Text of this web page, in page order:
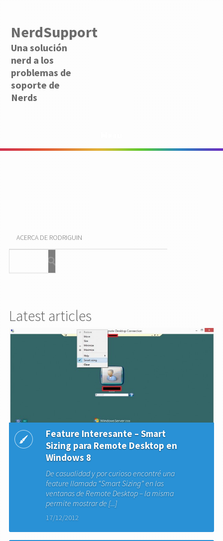
NerdSupport
Una solución
nerd a los
problemas de
soporte de
Nerds
ACERCA DE RODRIGUIN
Latest articles
Feature Interesante – Smart
Sizing para Remote Desktop en
Windows 8
De casualidad y por curioso encontré una
feature llamada “Smart Sizing” en las
ventanas de Remote Desktop – la misma
permite mostrar de [...]
17/12/2012